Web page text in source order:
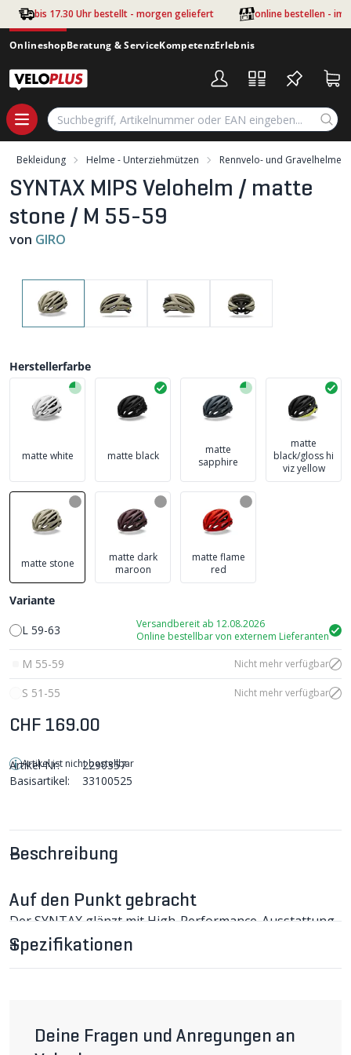
Zum Hauptinhalt springen
bis 17.30 Uhr bestellt - morgen geliefert online bestellen - im
OnlineshopBeratung & ServiceKompetenzErlebnis
Bekleidung Helme - Unterziehmützen Rennvelo- und Gravelhelme
SYNTAX MIPS Velohelm / matte
stone / M 55-59
von GIRO
Beschreibung
Auf den Punkt gebracht
Der SYNTAX glänzt mit High-Performance-Ausstattung
zu einem sehr attraktiven Preis!
SYNTAX MIPS Rennvelohelm im Detail
Anpassungssystem vollintegrierten MIPS (s. unten)
ausgezeichnete Sicherheit gewährt. 25 Öffnungen mit ­
Spezifikationen
Deine Fragen und Anregungen an
Herstellerfarbe
matte white matte black
matte
sapphire
matte
black/gloss hi
viz yellow
matte stone
matte dark
maroon
matte flame
red
Variante
L 59-63
Versandbereit ab 12.08.2026
Online bestellbar von externem Lieferanten
M 55-59 Nicht mehr verfügbar
S 51-55 Nicht mehr verfügbar
CHF 169.00
Artikel ist nicht bestellbar
Artikel-Nr:
2290357
Basisartikel:
33100525